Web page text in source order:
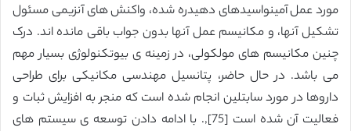
مورد عمل آمینواسیدهای دهیدره شده، واکنش های آنزیمی مسئول
تشکیل آنها، و مکانیسم عمل آنها بدون جواب باقی مانده اند. درک
چنین مکانیسم های مولکولی، در زمینه ی بیوتکنولوژی بسیار مهم
می باشد. در حال حاضر، پتانسیل مهندسی مکانیکی برای طراحی
داروها در مورد سابتلین انجام شده است که منجر به افزایش ثبات و
فعالیت آن شده است [75],. با ادامه دادن توسعه ی سیستم های